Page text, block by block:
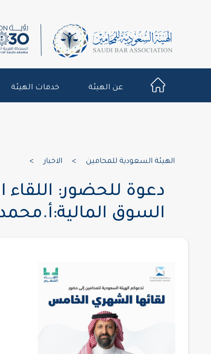
عن الهيئة خدمات الهيئة
الهيئة السعودية للمحامين > الاخبار >
دعوة للحضور:
السوق المالية:أ.محمد